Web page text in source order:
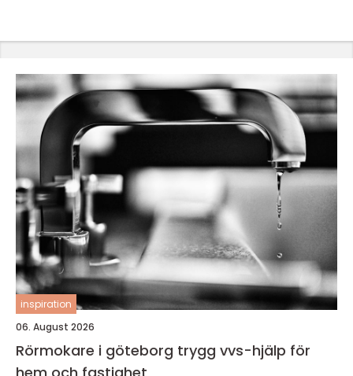
inspiration
06. August 2026
Rörmokare i göteborg trygg vvs-hjälp för